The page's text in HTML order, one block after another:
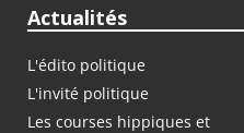
Actualités
L'édito politique
L'invité politique
Les courses hippiques et